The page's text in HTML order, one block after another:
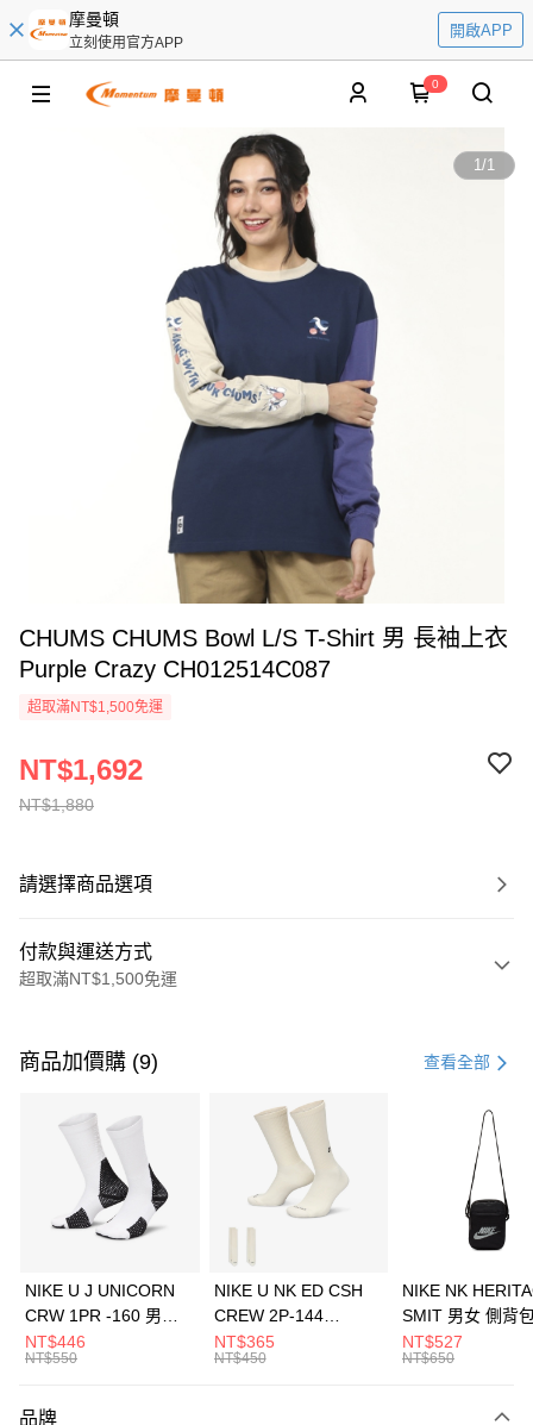
摩曼頓
立刻使用官方APP
開啟APP
0
1/1
CHUMS CHUMS Bowl L/S T-Shirt 男 長袖上衣
Purple Crazy CH012514C087
超取滿NT$1,500免運
NT$1,880
NT$1,692
請選擇商品選項
付款與運送方式
超取滿NT$1,500免運
信用卡一次付款
3 期 0 利率 每期 21家銀行
合作金庫商業銀行
第一商業銀行
華南商業銀行
彰化商業銀行
上海商業儲蓄銀行
元大商業銀行
Apple Pay
全盈+PAY
AFTEE先享後付
【關於「AFTEE先享後付」】
商品加價購 (9) 查看全部
NIKE U J UNICORN
CRW 1PR -160 男女
中統襪 FZ3393100
NT$446
NT$550
NIKE U NK ED CSH
CREW 2P-144
EMBRDY 男女 短統襪
FZ3073133
NT$365
NT$450
NIKE NK
SMIT 男女 側背
BA5871010
NT$527
NT$650
品牌